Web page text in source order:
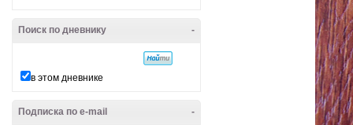
-
Поиск по дневнику
в этом дневнике
-
Подписка по e-mail